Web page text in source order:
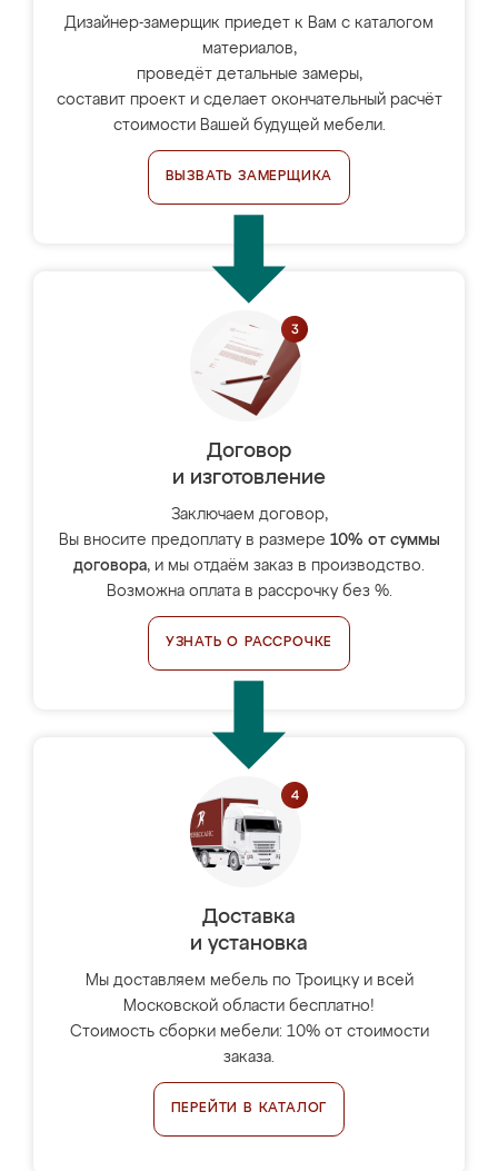
Дизайнер-замерщик приедет к Вам с каталогом
материалов,
проведёт детальные замеры,
составит проект и сделает окончательный расчёт
стоимости Вашей будущей мебели.
ВЫЗВАТЬ ЗАМЕРЩИКА
Договор
и изготовление
Заключаем договор,
Вы вносите предоплату в размере 10% от суммы
договора, и мы отдаём заказ в производство.
Возможна оплата в рассрочку без %.
УЗНАТЬ О РАССРОЧКЕ
Доставка
и установка
Мы доставляем мебель по Троицку и всей
Московской области бесплатно!
Стоимость сборки мебели: 10% от стоимости
заказа.
ПЕРЕЙТИ В КАТАЛОГ